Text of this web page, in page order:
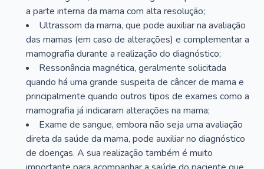
a parte interna da mama com alta resolução;
Ultrassom da mama, que pode auxiliar na avaliação
das mamas (em caso de alterações) e complementar a
mamografia durante a realização do diagnóstico;
Ressonância magnética, geralmente solicitada
quando há uma grande suspeita de câncer de mama e
principalmente quando outros tipos de exames como a
mamografia já indicaram alterações na mama;
Exame de sangue, embora não seja uma avaliação
direta da saúde da mama, pode auxiliar no diagnóstico
de doenças. A sua realização também é muito